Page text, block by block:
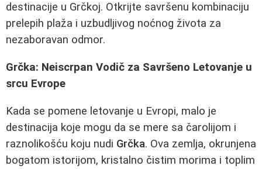
destinacije u Grčkoj. Otkrijte savršenu kombinaciju
prelepih plaža i uzbudljivog noćnog života za
nezaboravan odmor.
Grčka: Neiscrpan Vodič za Savršeno Letovanje u
srcu Evrope
Kada se pomene letovanje u Evropi, malo je
destinacija koje mogu da se mere sa čarolijom i
raznolikošću koju nudi Grčka. Ova zemlja, okrunjena
bogatom istorijom, kristalno čistim morima i toplim